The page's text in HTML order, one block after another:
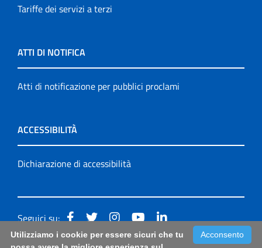
Tariffe dei servizi a terzi
ATTI DI NOTIFICA
Atti di notificazione per pubblici proclami
ACCESSIBILITÀ
Dichiarazione di accessibilità
Seguici su:
Acconsento
Utilizziamo i cookie per essere sicuri che tu